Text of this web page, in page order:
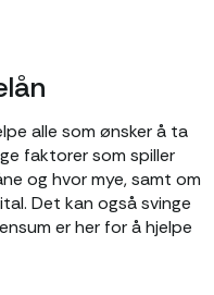
alle som ønsker å ta
faktorer som spiller
og hvor mye, samt om
Det kan også svinge
er her for å hjelpe